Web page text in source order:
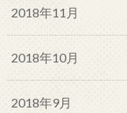
2018年11月
2018年10月
2018年9月